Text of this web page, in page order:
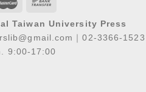
Taiwan University Press
｜02-3366-1523
9:00-17:00